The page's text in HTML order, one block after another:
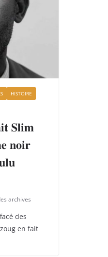
HISTOIRE
𝐒𝐥𝐢𝐦
𝐧𝐨𝐢𝐫
archives
des
en fait